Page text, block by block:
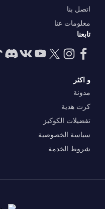
اتصل بنا
معلومات عنا
تابعنا
و اكثر
مدونة
كرت هدية
تفضيلات الكوكيز
سياسة الخصوصية
شروط الخدمة